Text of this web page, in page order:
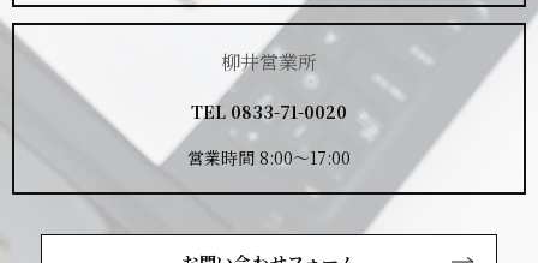
柳井営業所
TEL 0833-71-0020
営業時間 8:00～17:00